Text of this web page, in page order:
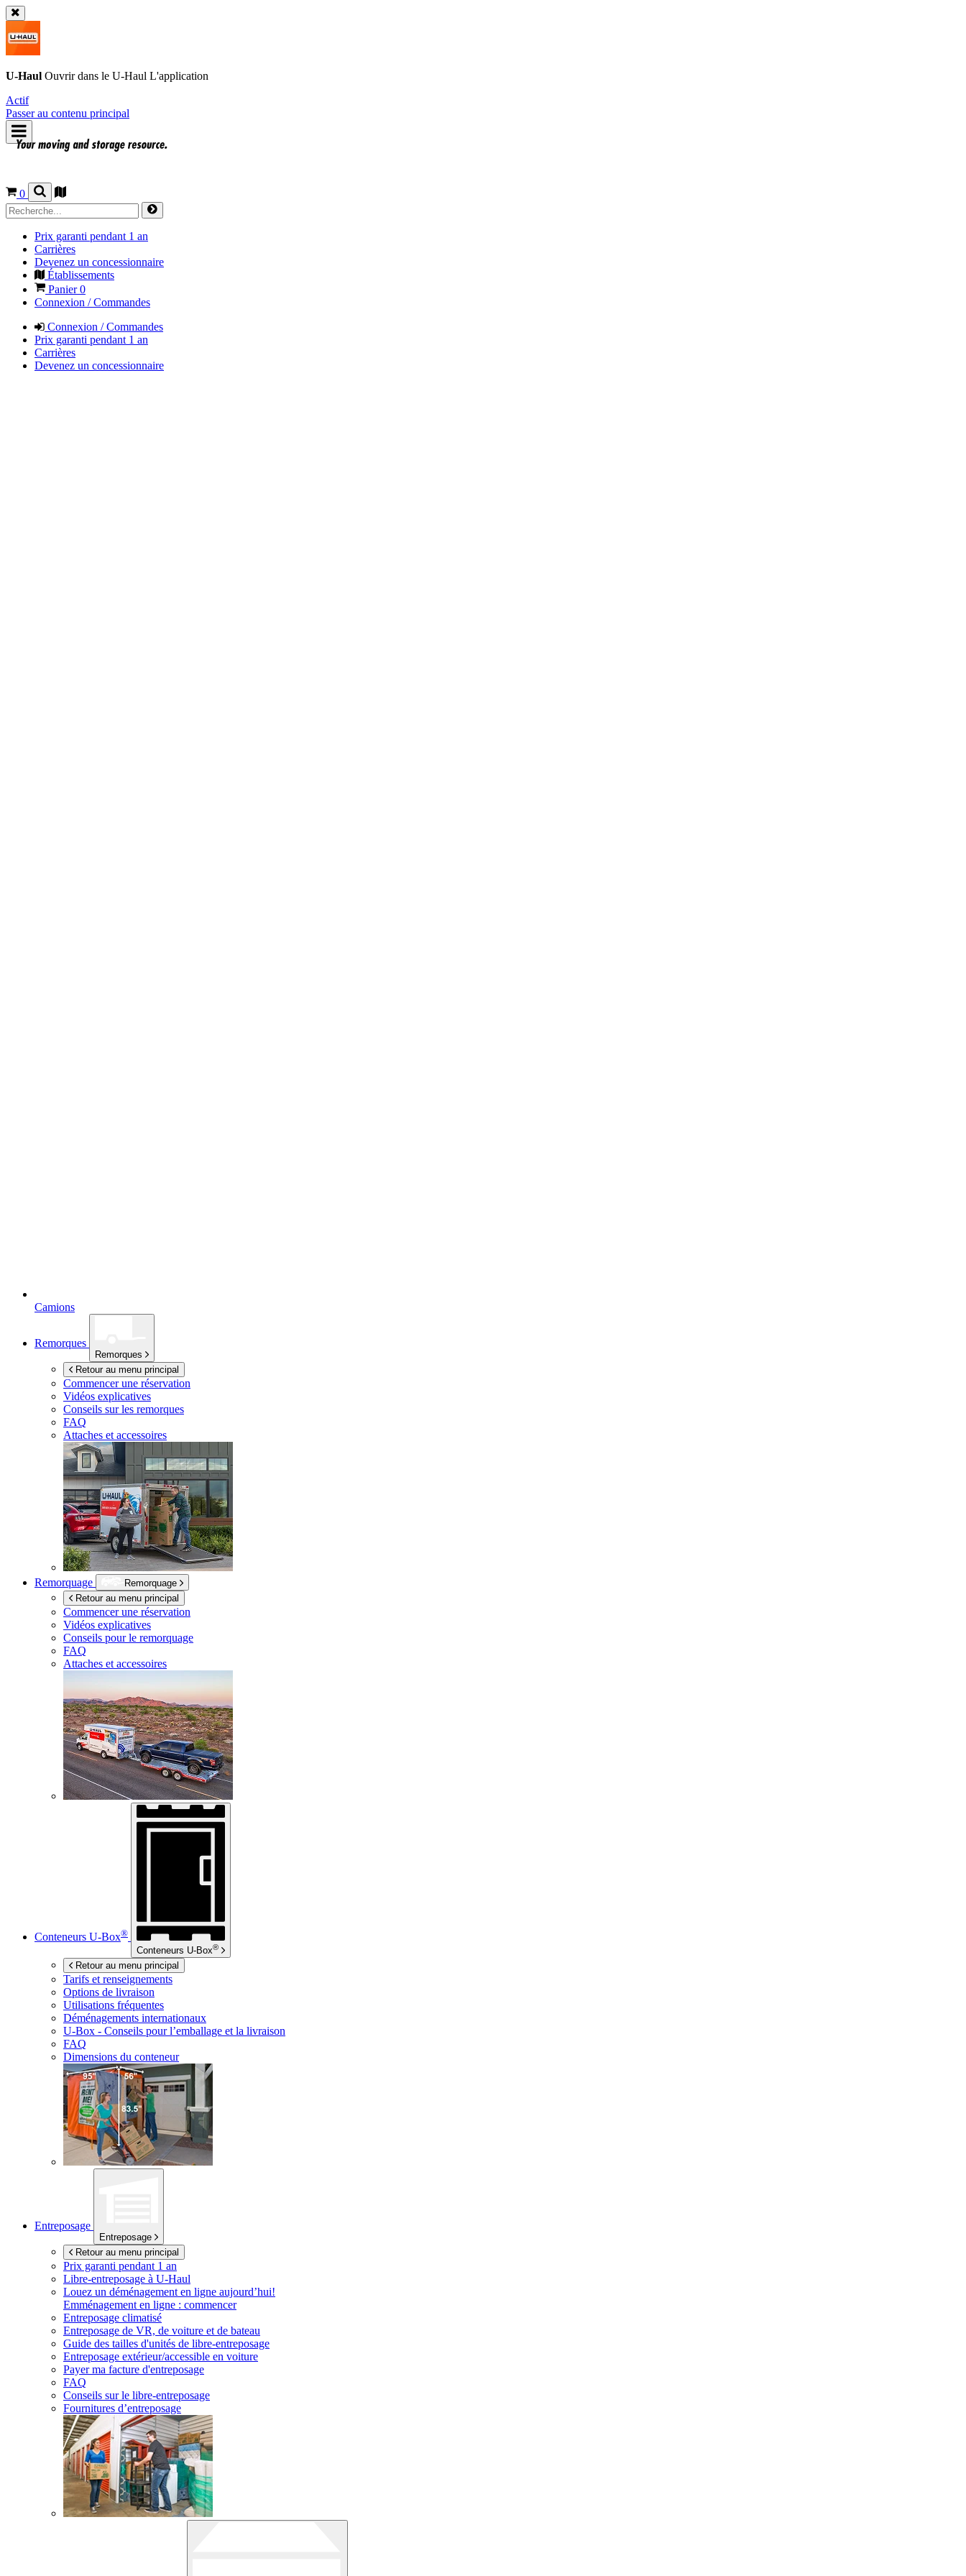
U-Haul Ouvrir dans le U-Haul L'application
Actif
Passer au contenu principal
0
Prix garanti pendant 1 an
Carrières
Devenez un concessionnaire
Établissements
Panier0
Connexion / Commandes
Connexion / Commandes
Prix garanti pendant 1 an
Carrières
Devenez un concessionnaire
Camions
Remorques
Remorques
Retour au menu principal
Commencer une réservation
Vidéos explicatives
Conseils sur les remorques
FAQ
Attaches et accessoires
Remorquage
Remorquage
Retour au menu principal
Commencer une réservation
Vidéos explicatives
Conseils pour le remorquage
FAQ
Attaches et accessoires
Conteneurs U-Box®
Conteneurs U-Box®
Retour au menu principal
Tarifs et renseignements
Options de livraison
Utilisations fréquentes
Déménagements internationaux
U-Box - Conseils pour l’emballage et la livraison
FAQ
Dimensions du conteneur
Entreposage
Entreposage
Retour au menu principal
Prix garanti pendant 1 an
Libre-entreposage à U-Haul
Louez un déménagement en ligne aujourd’hui!
Emménagement en ligne : commencer
Entreposage climatisé
Entreposage de VR, de voiture et de bateau
Guide des tailles d'unités de libre-entreposage
Entreposage extérieur/accessible en voiture
Payer ma facture d'entreposage
FAQ
Conseils sur le libre-entreposage
Fournitures d’entreposage